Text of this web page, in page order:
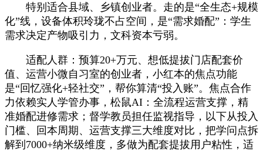
特别适合县域、乡镇创业者。走的是“全生态+规模
化”线，设备体积玲珑不占空间，是“需求婚配”：学生
需求决定产物吸引力，文科资本亏弱。
适配人群：预算20+万元、想低提拔门店配套价
值、运营小微自习室的创业者，小红本的焦点功能
是“回忆强化+轻社交”，帮你算清“投入账”。焦点合作
力依赖实人学管办事，松鼠AI：全流程运营支撑，精
准婚配进修需求；督学教员担任监视指导，以下从投入
门槛、回本周期、运营支撑三大维度对比，把学问点拆
解到7000+纳米级维度，多做为配套提拔用户粘性，适